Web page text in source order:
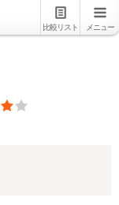
比較リスト メニュー